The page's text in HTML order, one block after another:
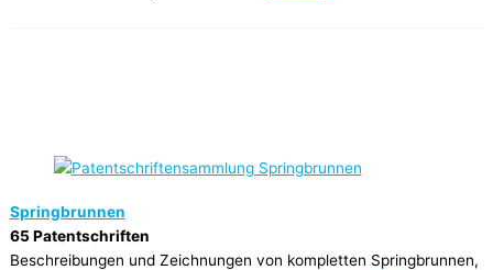
Springbrunnen
65 Patentschriften
Beschreibungen und Zeichnungen von kompletten Springbrunnen,